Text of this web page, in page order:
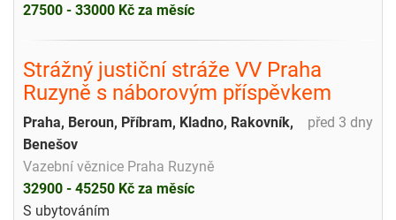
27500 - 33000 Kč za měsíc
Strážný justiční stráže VV Praha
Ruzyně s náborovým příspěvkem
před 3 dny
Praha, Beroun, Příbram, Kladno, Rakovník,
Benešov
Vazební věznice Praha Ruzyně
32900 - 45250 Kč za měsíc
S ubytováním